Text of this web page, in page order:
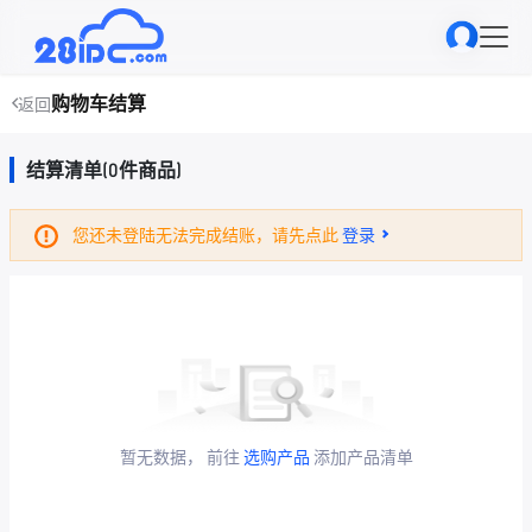
返回购物车结算
结算清单(0件商品)
您还未登陆无法完成结账，请先点此登录
暂无数据， 前往 选购产品 添加产品清单